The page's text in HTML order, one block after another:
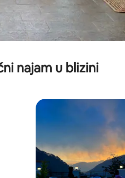
najam u blizini